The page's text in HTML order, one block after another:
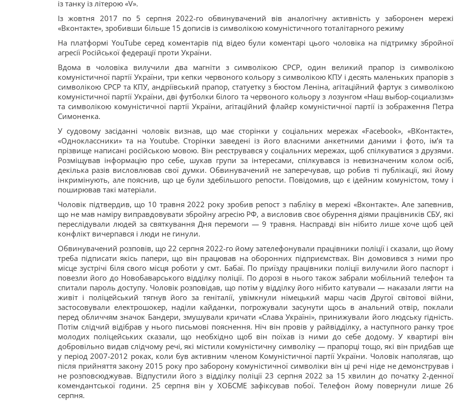
із танку із літерою «V».
Із жовтня 2017 по 5 серпня 2022-го обвинувачений вів аналогічну активність у заборонен мережі
«Вконтакте», зробивши більше 15 дописів із символікою комуністичного тоталітарного режиму
На платформі YouTube серед коментарів під відео були коментарі цього чоловіка на підтримку збройної
агресії Російської федерації проти України.
Вдома
в чоловіка вилучили два магніти з символікою СРСР, один великий прапор із символікою
комуністичної партії України, три кепки червоного кольору з символікою КПУ і десять маленьких прапорів з
символікою СРСР та КПУ, андріївський прапор, статуетку з бюстом Леніна, агітаційний фартук з символікою
комуністичної партії України, дві футболки білого та червоного кольору з лозунгом «Наш выбор-социализм»
та символікою комуністичної партії України, агітаційний флайєр комуністичної партії із зображення Петра
Симоненка.
У судовому засіданні чоловік визнав, що має сторінки у соціальних мережах «Facebook», «ВКонтакте»,
«Одноклассники» та на Youtube. Сторінки заведені із його власними анкетними даними і фото, імʼя та
прізвище написані російською мовою. Він реєструвався у соціальних мережах, щоб спілкуватися з друзями.
Розміщував інформацію про себе, шукав групи за інтересами, спілкувався із невизначеним колом осіб,
декілька разів висловлював свої думки. Обвинувачений не заперечував, що робив ті публікації, які йому
інкримінують, але пояснив, що це були здебільшого репости. Повідомив, що є ідейним комуністом, тому і
поширював такі матеріали.
Чоловік підтвердив, що 10 травня 2022 року зробив репост з пабліку в мережі «Вконтакте». Але запевнив,
що не мав наміру виправдовувати збройну агресію РФ, а висловив своє обурення діями працівників СБУ, які
переслідували людей за святкування Дня перемоги — 9 травня. Насправді він нібито лише хоче щоб цей
конфлікт вичерпався і люди не гинули.
Обвинувачений розповів, що 22 серпня 2022-го йому зателефонували працівники поліції і сказали, що йому
треба підписати якісь папери, що він працював на оборонних підприємствах. Він домовився з ними про
місце зустрічі біля свого місця роботи у смт. Бабаї. По приїзду працівники поліції вилучили його паспорт і
повезли його до Новобаварського відділку поліції. По дорозі в нього також забрали мобільний телефон та
спитали пароль доступу. Чоловік розповідав, що потім у відділку його нібито катували — наказали лягти на
живіт і поліцейський тягнув його за геніталії, увімкнули німецький марш часів Другої світової війни,
застосовували електрошокер, наділи кайданки, погрожували засунути щось в анальний отвір, поклали
перед обличчям значок Бандери, змушували кричати «Слава Україні», принижували його людську гідність.
Потім слідчий відібрав у нього письмові пояснення. Ніч він провів у райвідділку, а наступного ранку троє
молодих поліцейських сказали, що необхідно щоб він поїхав із ними до себе додому. У квартирі він
добровільно видав слідчому речі, які містили комуністичну символіку — прапорці тощо, які він придбав ще
у період 2007-2012 роках, коли був активним членом Комуністичної партії України. Чоловік наполягав, що
після прийняття закону 2015 року про заборону комуністичної символіки він ці речі ніде не демонстрував і
не розповсюджував. Відпустили його з відділку поліції 23 серпня 2022 за 15 хвилин до початку 2-денної
комендантської години. 25 серпня він у ХОБСМЕ зафіксував побої. Телефон йому повернули лише 26
серпня.